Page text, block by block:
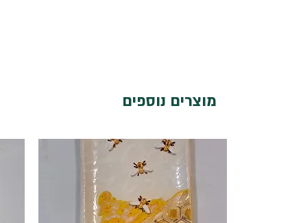
מוצרים נוספים